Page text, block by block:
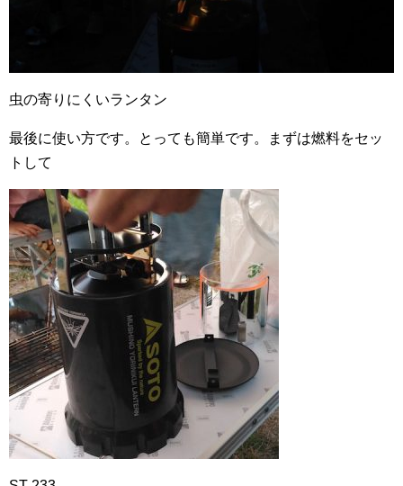
虫の寄りにくいランタン
最後に使い方です。とっても簡単です。まずは燃料をセッ
トして